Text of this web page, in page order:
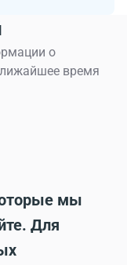
о
время
мы
Для